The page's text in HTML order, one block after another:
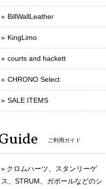
BillWallLeather
KingLimo
courts and hackett
CHRONO Select
SALE ITEMS
ご利用ガイド
クロムハーツ、スタンリーゲ
ス、STRUM、ガボールなどのシ